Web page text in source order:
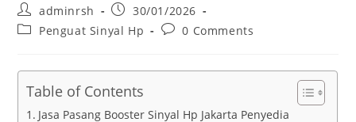
Post
author:
adminrsh
Post
published:
30/01/2026
PostPenguat Sinyal Hp
Post0 Comments
Table of Contents
Jasa Pasang Booster Sinyal Hp Jakarta Penyedia